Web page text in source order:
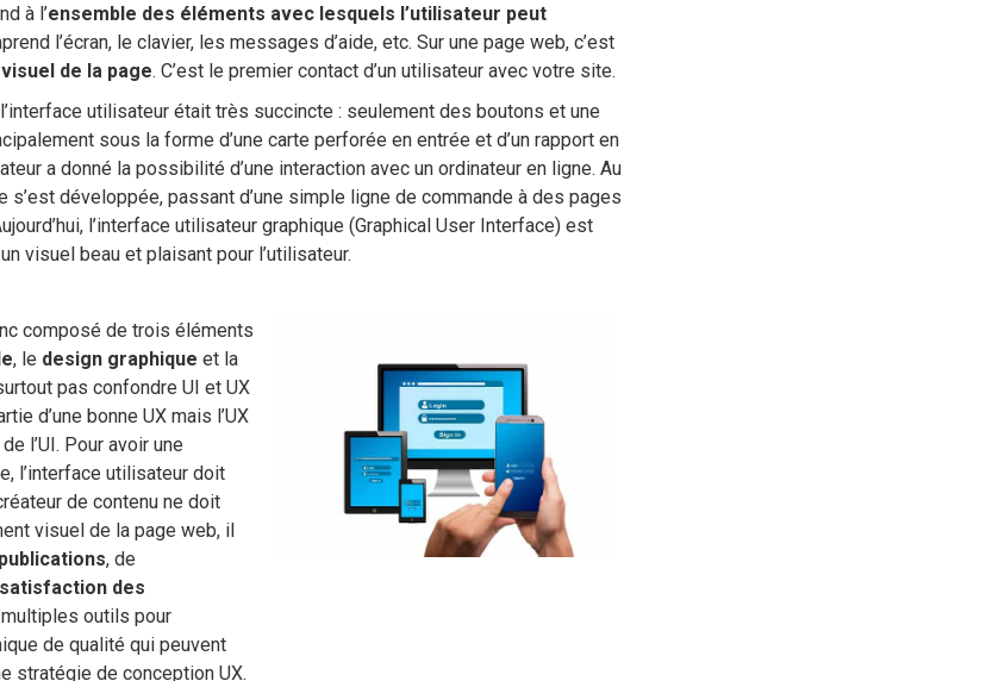
à l’ensemble des éléments avec lesquels l’utilisateur peut
l’écran, le clavier, les messages d’aide, etc. Sur une page web, c’est
visuel de la page. C’est le premier contact d’un utilisateur avec votre site.
utilisateur était très succincte : seulement des boutons et une
sous la forme d’une carte perforée en entrée et d’un rapport en
a donné la possibilité d’une interaction avec un ordinateur en ligne. Au
s’est développée, passant d’une simple ligne de commande à des pages
l’interface utilisateur graphique (Graphical User Interface) est
visuel beau et plaisant pour l’utilisateur.
composé de trois éléments
, le design graphique et la
pas confondre UI et UX
d’une bonne UX mais l’UX
l’UI. Pour avoir une
l’interface utilisateur doit
de contenu ne doit
visuel de la page web, il
publications, de
satisfaction des
outils pour
de qualité qui peuvent
stratégie de conception UX.